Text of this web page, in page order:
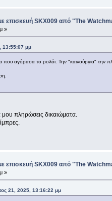
επισκευή SKX009 από "The
»
13:55:07 μμ
αγόρασα το ρολόι. Την "καινούργια"
μου πληρώσεις δικαιώματα.
επισκευή SKX009 από "The
»
21, 2025, 13:16:22 μμ